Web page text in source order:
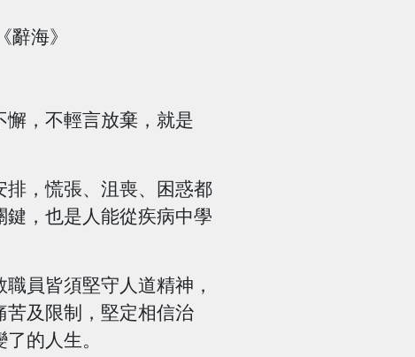
海》
，不輕言放棄，就是
，慌張、沮喪、困惑都
，也是人能從疾病中學
員皆須堅守人道精神，
及限制，堅定相信治
的人生。